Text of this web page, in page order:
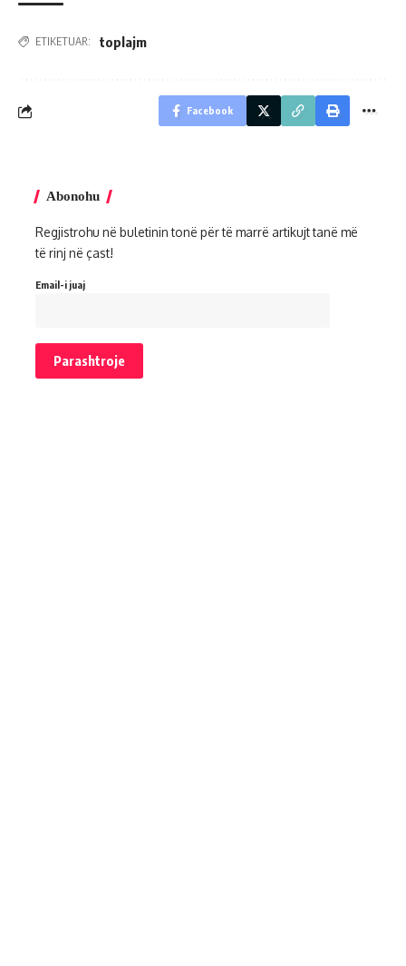
ETIKETUAR: toplajm
Facebook
Abonohu
Regjistrohu në buletinin tonë për të marrë artikujt tanë më
të rinj në çast!
Email-i juaj